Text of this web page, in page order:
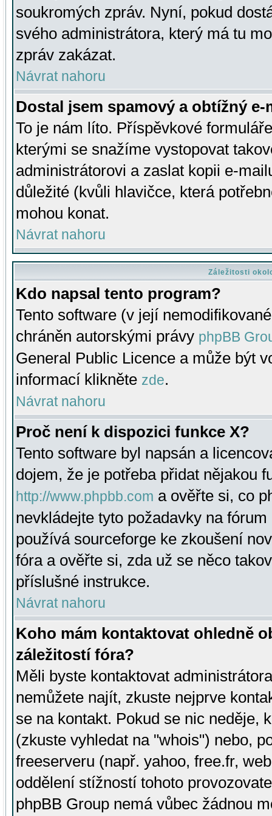
soukromých zpráv. Nyní, pokud
svého administrátora, který má tu
zpráv zakázat.
Návrat nahoru
Dostal jsem spamový a obtížný
To je nám líto. Příspěvkové
kterými se snažíme vystopovat
administrátorovi a zaslat kopii e-
důležité (kvůli hlavičce, která
mohou konat.
Návrat nahoru
Záležitosti
Kdo napsal tento program?
Tento software (v její
chráněn autorskými právy phpBB
General Public Licence a může být
informací klikněte zde.
Návrat nahoru
Proč není k dispozici funkce X?
Tento software byl napsán a
dojem, že je potřeba přidat nějakou
http://www.phpbb.com a ověřte si, co
nevkládejte tyto požadavky na
používá sourceforge ke zkoušení
fóra a ověřte si, zda už se něco
příslušné instrukce.
Návrat nahoru
Koho mám kontaktovat ohledně
záležitostí fóra?
Měli byste kontaktovat
nemůžete najít, zkuste nejprve
se na kontakt. Pokud se nic neděje,
(zkuste vyhledat na "whois") nebo,
freeserveru (např. yahoo, free.fr,
oddělení stížností tohoto
phpBB Group nemá vůbec žádnou